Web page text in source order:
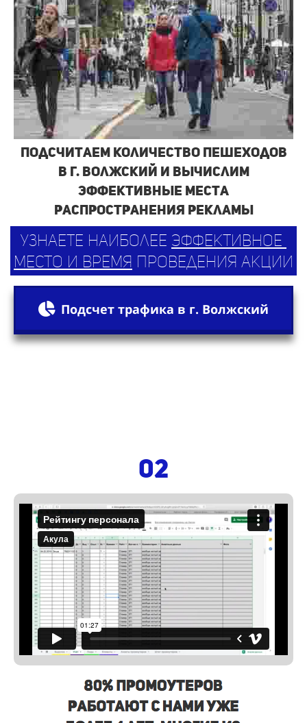
Подсчитаем количество пешеходов
в г. Волжский и вычислим
эффективные места
распространения рекламы
узнаете наиболее эффективное
место и время проведения акции
Подсчет трафика в г. Волжский
02